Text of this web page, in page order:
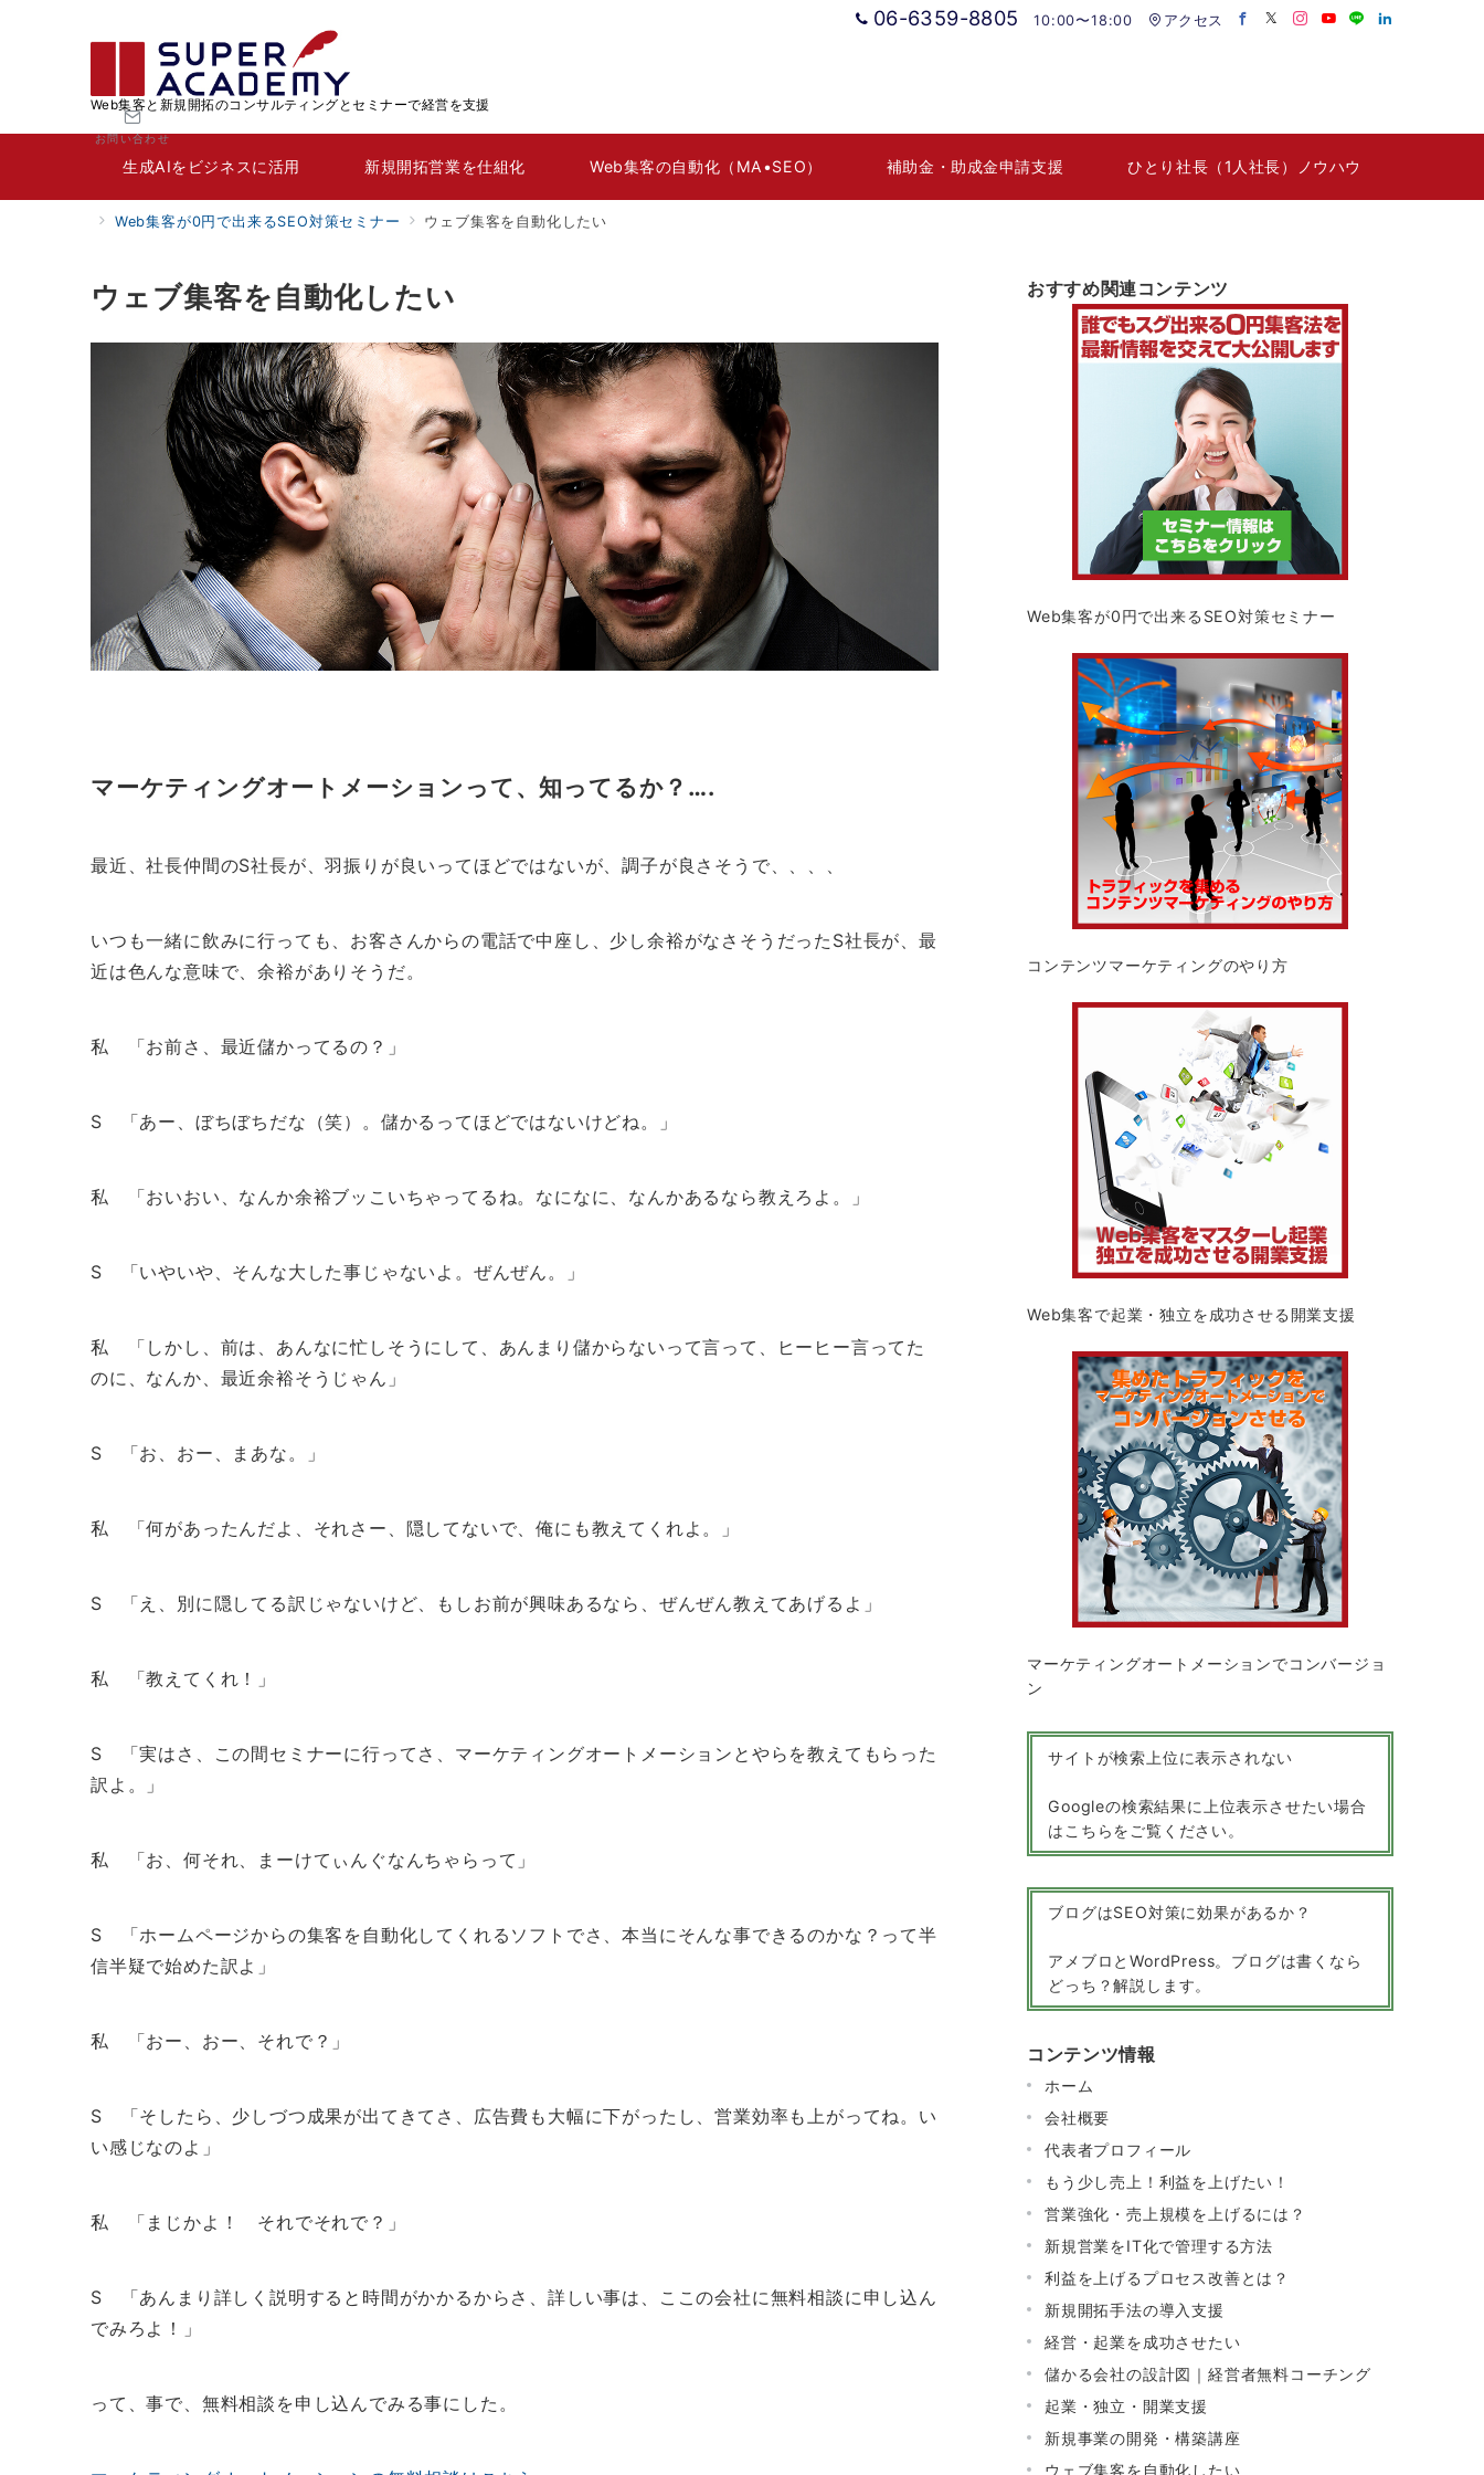
06-6359-8805 10:00〜18:00 アクセス
Web集客と新規開拓のコンサルティングとセミナーで経営を支援
お問い合わせ
生成AIをビジネスに活用 新規開拓営業を仕組化 Web集客の自動化（MA•SEO） 補助金・助成金申請支援 ひとり社長（1人社長）ノウハウ
Web集客が0円で出来るSEO対策セミナー ウェブ集客を自動化したい
ウェブ集客を自動化したい
マーケティングオートメーションって、知ってるか？….
最近、社長仲間のS社長が、羽振りが良いってほどではないが、調子が良さそうで、、、、
いつも一緒に飲みに行っても、お客さんからの電話で中座し、少し余裕がなさそうだったS社長が、最
近は色んな意味で、余裕がありそうだ。
私 「お前さ、最近儲かってるの？」
S 「あー、ぼちぼちだな（笑）。儲かるってほどではないけどね。」
私 「おいおい、なんか余裕ブッこいちゃってるね。なになに、なんかあるなら教えろよ。」
S 「いやいや、そんな大した事じゃないよ。ぜんぜん。」
私 「しかし、前は、あんなに忙しそうにして、あんまり儲からないって言って、ヒーヒー言ってた
のに、なんか、最近余裕そうじゃん」
S 「お、おー、まあな。」
私 「何があったんだよ、それさー、隠してないで、俺にも教えてくれよ。」
S 「え、別に隠してる訳じゃないけど、もしお前が興味あるなら、ぜんぜん教えてあげるよ」
私 「教えてくれ！」
S 「実はさ、この間セミナーに行ってさ、マーケティングオートメーションとやらを教えてもらった
訳よ。」
私 「お、何それ、まーけてぃんぐなんちゃらって」
S 「ホームページからの集客を自動化してくれるソフトでさ、本当にそんな事できるのかな？って半
信半疑で始めた訳よ」
私 「おー、おー、それで？」
S 「そしたら、少しづつ成果が出てきてさ、広告費も大幅に下がったし、営業効率も上がってね。い
い感じなのよ」
私 「まじかよ！ それでそれで？」
S 「あんまり詳しく説明すると時間がかかるからさ、詳しい事は、ここの会社に無料相談に申し込ん
でみろよ！」
って、事で、無料相談を申し込んでみる事にした。
おすすめ関連コンテンツ
Web集客が0円で出来るSEO対策セミナー
コンテンツマーケティングのやり方
Web集客で起業・独立を成功させる開業支援
マーケティングオートメーションでコンバージョ
ン
サイトが検索上位に表示されない
Googleの検索結果に上位表示させたい場合
はこちらをご覧ください。
ブログはSEO対策に効果があるか？
アメブロとWordPress。ブログは書くなら
どっち？解説します。
コンテンツ情報
ホーム
会社概要
代表者プロフィール
もう少し売上！利益を上げたい！
営業強化・売上規模を上げるには？
新規営業をIT化で管理する方法
利益を上げるプロセス改善とは？
新規開拓手法の導入支援
経営・起業を成功させたい
儲かる会社の設計図｜経営者無料コーチング
起業・独立・開業支援
新規事業の開発・構築講座
ウェブ集客を自動化したい